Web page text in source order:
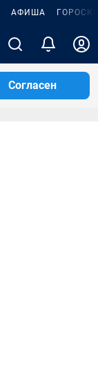
АФИША
Согласен